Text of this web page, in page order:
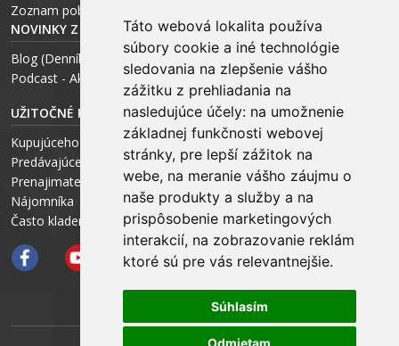
Táto webová lokalita používa
súbory cookie a iné technológie
sledovania na zlepšenie vášho
zážitku z prehliadania na
nasledujúce účely: na umožnenie
základnej funkčnosti webovej
stránky, pre lepší zážitok na
webe, na meranie vášho záujmu o
naše produkty a služby a na
prispôsobenie marketingových
interakcií, na zobrazovanie reklám
ktoré sú pre vás relevantnejšie.
Súhlasím
Odmietam
Zoznam pobočiek
NOVINKY Z MÉDIÍ
Blog (Denník N a Trend) – R. Štalmach
Podcast - Ako začínal ARCHEUS - R. Štalmach / CEO
UŽITOČNÉ RADY PRE
Kupujúceho
Predávajúceho
Prenajimateľa
Nájomníka
Často kladené otázky FAQ